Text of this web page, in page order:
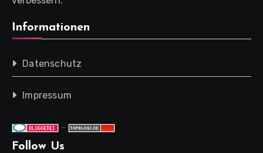
Informationen
Datenschutz
Impressum
-
Follow Us